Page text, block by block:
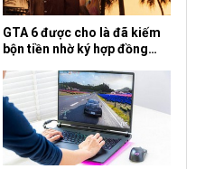
GTA 6 được cho là đã kiếm
bộn tiền nhờ ký hợp đồng